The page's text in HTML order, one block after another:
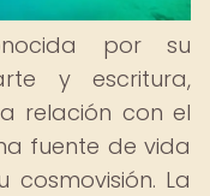
por su
y escritura,
relación con el
fuente de vida
La